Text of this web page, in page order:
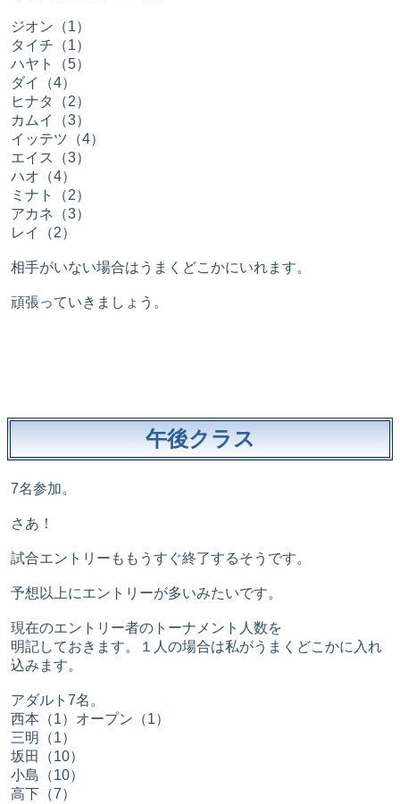
ジオン（1）
タイチ（1）
ハヤト（5）
ダイ（4）
ヒナタ（2）
カムイ（3）
イッテツ（4）
エイス（3）
ハオ（4）
ミナト（2）
アカネ（3）
レイ（2）
相手がいない場合はうまくどこかにいれます。
頑張っていきましょう。
午後クラス
7名参加。
さあ！
試合エントリーももうすぐ終了するそうです。
予想以上にエントリーが多いみたいです。
現在のエントリー者のトーナメント人数を
明記しておきます。１人の場合は私がうまくどこかに入れ
込みます。
アダルト7名。
西本（1）オープン（1）
三明（1）
坂田（10）
小島（10）
高下（7）